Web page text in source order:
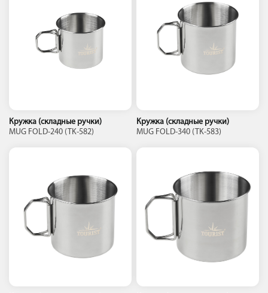
Кружка (складные ручки)
MUG FOLD-240 (TK-582)
Кружка (складные ручки)
MUG FOLD-340 (TK-583)